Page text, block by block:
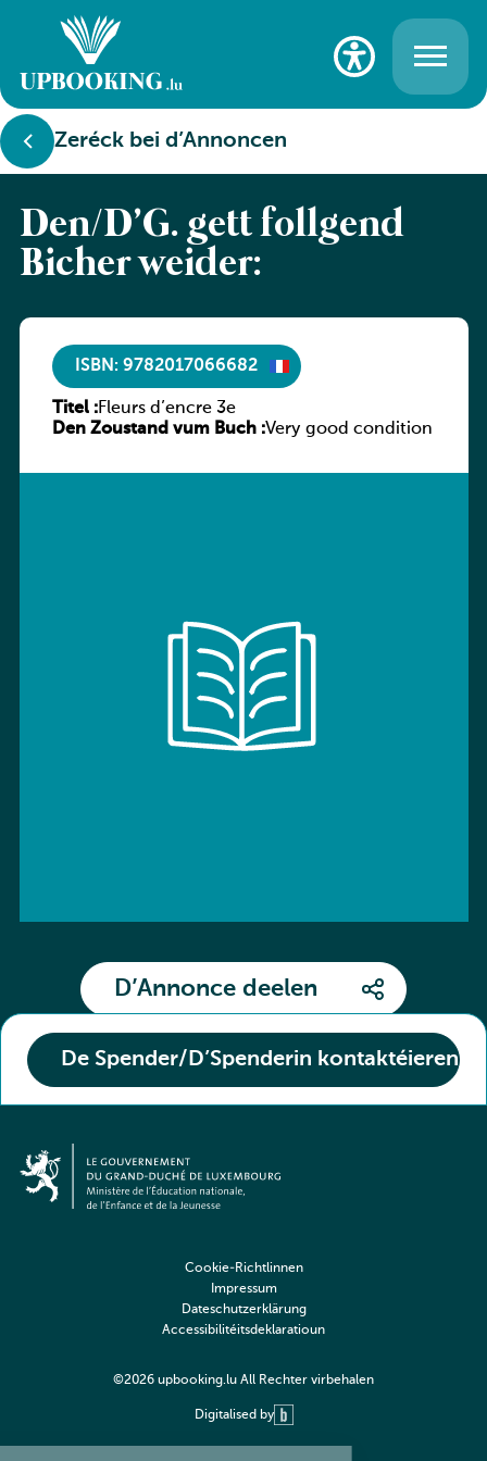
Zeréck bei d’Annoncen
De Spender/D’Spenderin kontaktéieren
Den/D’G. gëtt follgend
Bicher weider:
ISBN: 9782017066682
Titel :Fleurs d’encre 3e
Den Zoustand vum Buch :Very good condition
D’Annonce deelen
©2026 upbooking.lu All Rechter virbehalen
Cookie-Richtlinnen
Impressum
Dateschutzerklärung
Accessibilitéitsdeklaratioun
Digitalised by